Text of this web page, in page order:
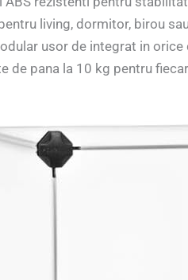
living, dormitor, birou
usor de integrat in orice
de pana la 10 kg pentru